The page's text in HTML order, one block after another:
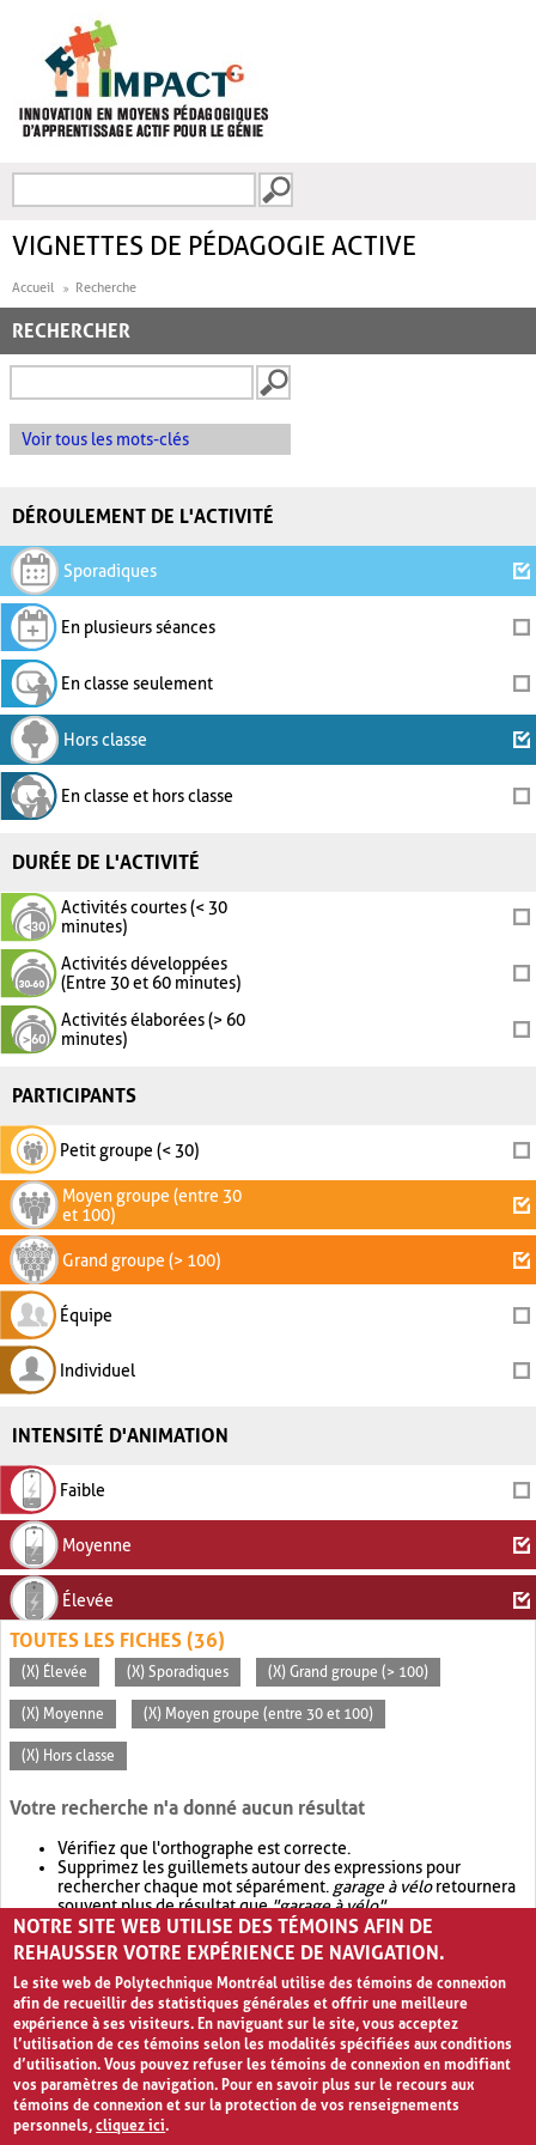
FORMULAIRE DE
VIGNETTES DE PÉDAGOGIE ACTIVE
Accueil Recherche
RECHERCHER
Voir tous les mots-clés
DÉROULEMENT DE L'ACTIVITÉ
Sporadiques
En plusieurs séances
En classe seulement
Hors classe
En classe et hors classe
DURÉE DE L'ACTIVITÉ
Activités courtes (< 30
minutes)
Activités développées
(Entre 30 et 60 minutes)
Activités élaborées (> 60
minutes)
PARTICIPANTS
Petit groupe (< 30)
Moyen groupe (entre 30
et 100)
Grand groupe (> 100)
Équipe
Individuel
INTENSITÉ D'ANIMATION
Faible
Moyenne
Élevée
TOUTES LES FICHES (36)
(X) Élevée (X) Sporadiques (X) Grand groupe (> 100)
(X) Moyenne (X) Moyen groupe (entre 30 et 100)
(X) Hors classe
Votre recherche n'a donné aucun résultat
Vérifiez que l'orthographe est correcte.
Supprimez les guillemets autour des expressions pour
rechercher chaque mot séparément. garage à véloretournera
souvent plus de résultat que"garage à vélo".
Envisagez d'élargir votre recherche avec OR.garage OR vélo
retournera souvent plus de résultat quegarage à vélo
NOTRE SITE WEB UTILISE DES TÉMOINS AFIN DE
REHAUSSER VOTRE EXPÉRIENCE DE NAVIGATION.
Le site web de Polytechnique Montréal utilise des témoins de connexion
afin de recueillir des statistiques générales et offrir une meilleure
expérience à ses visiteurs. En naviguant sur le site, vous acceptez
l’utilisation de ces témoins selon les modalités spécifiées aux conditions
d’utilisation. Vous pouvez refuser les témoins de connexion en modifiant
vos paramètres de navigation. Pour en savoir plus sur le recours aux
témoins de connexion et sur la protection de vos renseignements
personnels,cliquez ici.